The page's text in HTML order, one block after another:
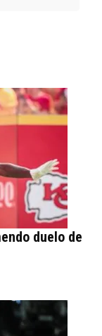
duelo de